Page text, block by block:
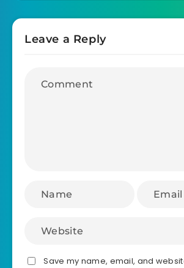
Leave a Reply
Save my name, email, and